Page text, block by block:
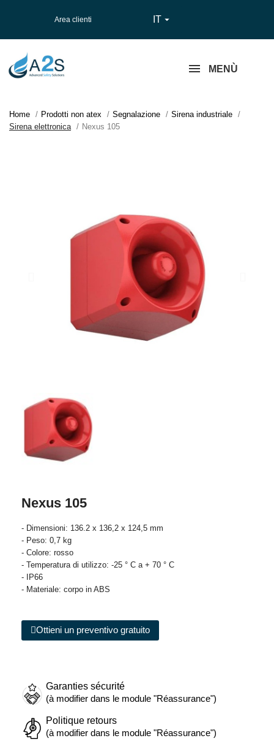
Area clienti IT 
MENÙ
Home Prodotti non atex Segnalazione
Sirena industriale
Sirena elettronica
Nexus 105
Nexus 105
- Dimensioni: 136.2 x 136,2 x 124,5 mm
- Peso: 0,7 kg
- Colore: rosso
- Temperatura di utilizzo: -25 ° C a + 70 ° C
- IP66
- Materiale: corpo in ABS
Ottieni un preventivo gratuito
Garanties sécurité
(à modifier dans le module "Réassurance")
Politique retours
(à modifier dans le module "Réassurance")